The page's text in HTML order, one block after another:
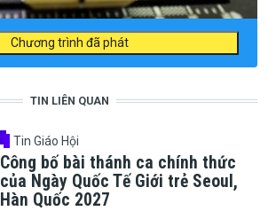
Chương trình đã phát
TIN LIÊN QUAN
Tin Giáo Hội
Công bố bài thánh ca chính thức
của Ngày Quốc Tế Giới trẻ Seoul,
Hàn Quốc 2027